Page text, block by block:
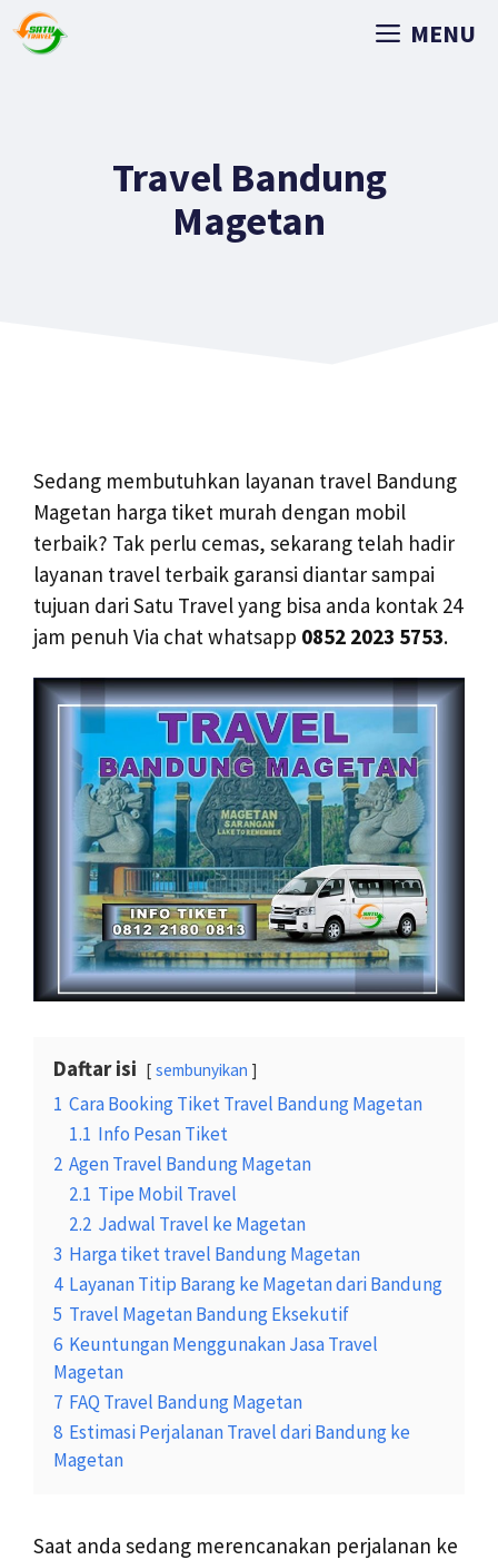
MENU
Travel Bandung
Magetan
Sedang membutuhkan layanan travel Bandung
Magetan harga tiket murah dengan mobil
terbaik? Tak perlu cemas, sekarang telah hadir
layanan travel terbaik garansi diantar sampai
tujuan dari Satu Travel yang bisa anda kontak 24
jam penuh Via chat whatsapp 0852 2023 5753.
Daftar isi sembunyikan
1 Cara Booking Tiket Travel Bandung Magetan
1.1 Info Pesan Tiket
2 Agen Travel Bandung Magetan
2.1 Tipe Mobil Travel
2.2 Jadwal Travel ke Magetan
3 Harga tiket travel Bandung Magetan
4 Layanan Titip Barang ke Magetan dari Bandung
5 Travel Magetan Bandung Eksekutif
6 Keuntungan Menggunakan Jasa Travel
Magetan
7 FAQ Travel Bandung Magetan
8 Estimasi Perjalanan Travel dari Bandung ke
Magetan
Saat anda sedang merencanakan perjalanan ke